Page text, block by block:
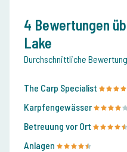
4 Bewertungen
Lake
Durchschnittliche
The Carp Specialist
Karpfengewässer
Betreuung vor Ort
Anlagen